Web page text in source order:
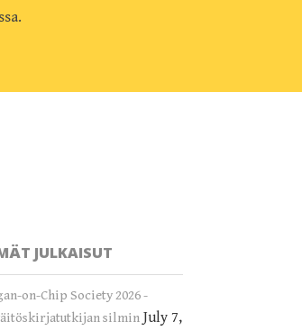
JULKAISUT
on-Chip Society 2026 -
silmin July 7,